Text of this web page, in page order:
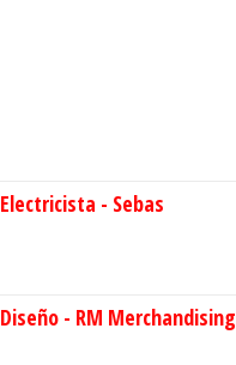
Electricista - Sebas
Diseño - RM Merchandising